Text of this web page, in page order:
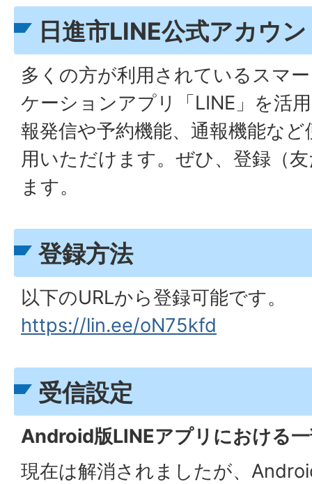
日進市LINE公式アカウ
多くの方が利用されているスマ
ケーションアプリ「LINE」を活
報発信や予約機能、通報機能な
用いただけます。ぜひ、登録（
ます。
登録方法
以下のURLから登録可能です。
https://lin.ee/oN75kfd
受信設定
Android版LINEアプリにおける
現在は解消されましたが、